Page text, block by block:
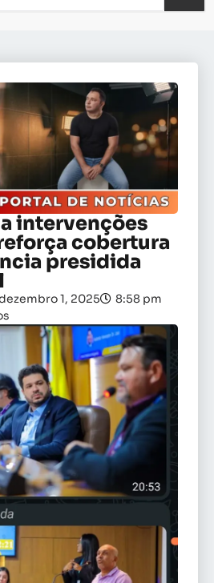
intervenções
cobertura
presidida
1, 2025
8:58 pm